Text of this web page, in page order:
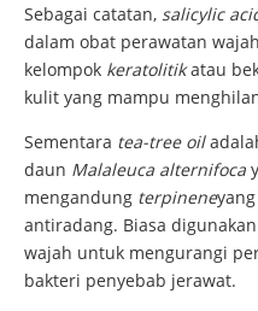
Sebagai catatan, salicylic
dalam obat perawatan
kelompok keratolitikatau
kulit yang mampu
Sementara tea-tree oil
daun Malaleuca alternifoca
mengandung terpinene
antiradang. Biasa
wajah untuk mengurangi
bakteri penyebab jerawat.